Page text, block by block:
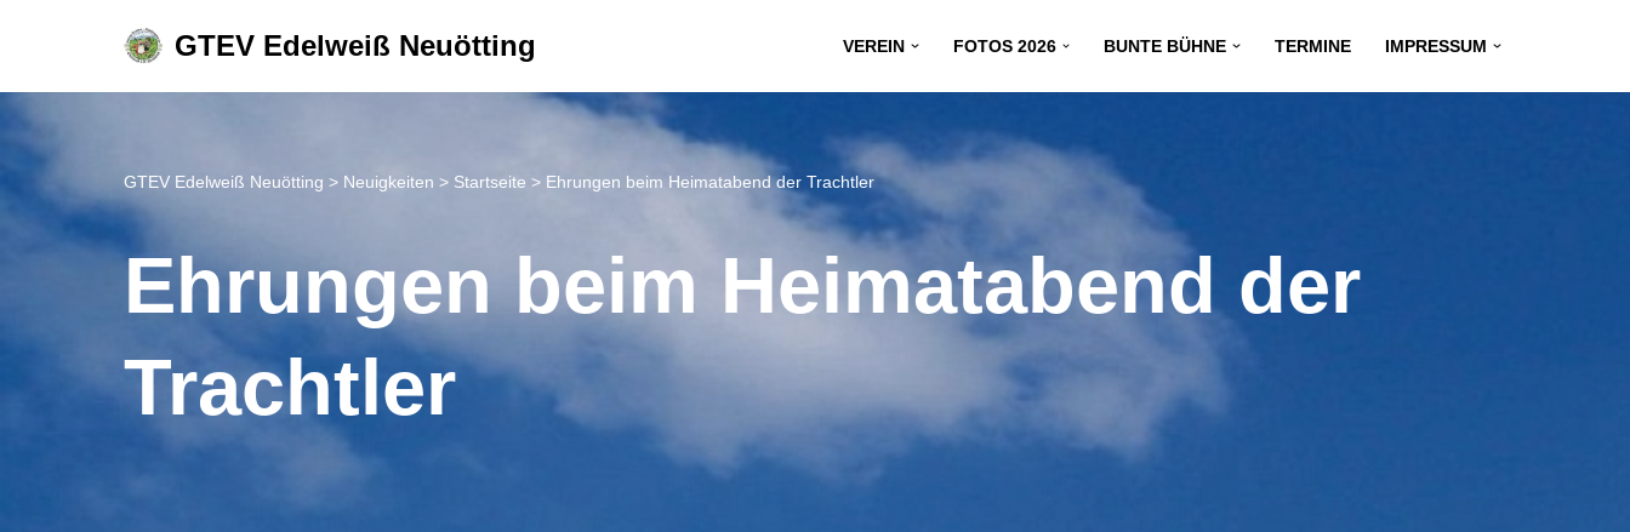
GTEV Edelweiß Neuötting VEREIN FOTOS 2026 BUNTE BÜHNE TERMINE IMPRESSUM
GTEV Edelweiß Neuötting > Neuigkeiten > Startseite > Ehrungen beim Heimatabend der Trachtler
Ehrungen beim Heimatabend der
Trachtler